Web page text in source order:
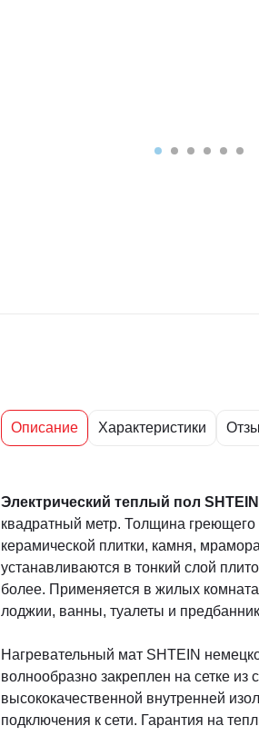
Описание Характеристики
Электрический теплый пол
квадратный метр. Толщина греющего
керамической плитки, камня,
устанавливаются в тонкий слой
более. Применяется в жилых
лоджии, ванны, туалеты и
Нагревательный мат SHTEIN
волнообразно закреплен на сетке
высококачественной внутренней
подключения к сети. Гарантия на